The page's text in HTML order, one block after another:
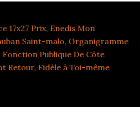
17x27 Prix, Enedis Mon
Saint-malo, Organigramme
Publique De Côte
Retour, Fidèle à Toi-même